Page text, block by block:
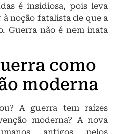
é insidiosa, pois leva
noção fatalista de que a
Guerra não é nem inata
como
moderna
A guerra tem raízes
moderna? A nova